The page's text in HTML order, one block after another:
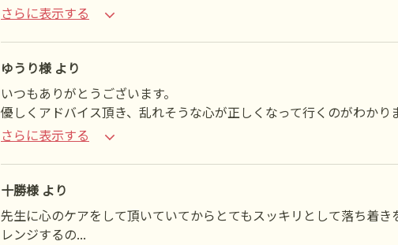
さらに表示する
ゆうり様 より
いつもありがとうございます。
優しくアドバイス頂き、乱れそうな心が正しくなって行くのがわかり
さらに表示する
十勝様 より
先生に心のケアをして頂いていてからとてもスッキリとして落ち着
レンジするの...